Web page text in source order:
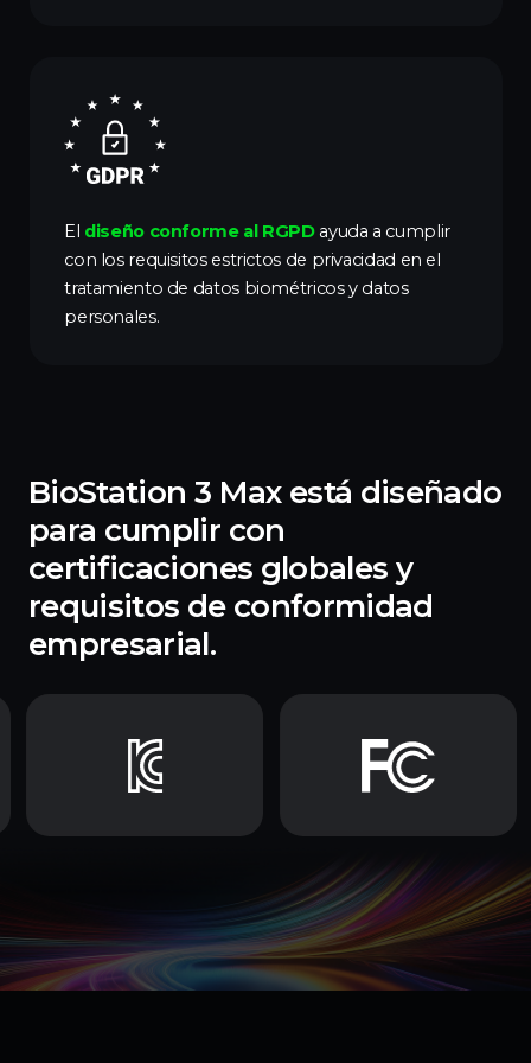
El diseño conforme al RGPDayuda a cumplir
con los requisitos estrictos de privacidad en el
tratamiento de datos biométricos y datos
personales.
BioStation 3 Max está diseñado
para cumplir con
certificaciones globales y
requisitos de conformidad
empresarial.